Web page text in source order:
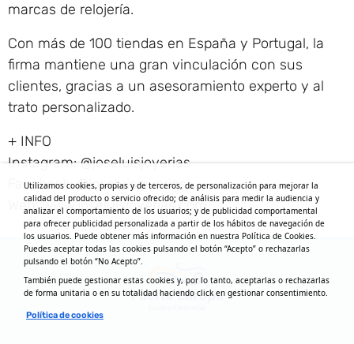
marcas de relojería.
Con más de 100 tiendas en España y Portugal, la
firma mantiene una gran vinculación con sus
clientes, gracias a un asesoramiento experto y al
trato personalizado.
+ INFO
Instagram: @joseluisjoyerias
Facebook: @joseluisjoyerias
Web: www.joseluisjoyerias.com
Utilizamos cookies, propias y de terceros, de personalización para mejorar la
calidad del producto o servicio ofrecido; de análisis para medir la audiencia y
analizar el comportamiento de los usuarios; y de publicidad comportamental
para ofrecer publicidad personalizada a partir de los hábitos de navegación de
los usuarios. Puede obtener más información en nuestra Política de Cookies.
Puedes aceptar todas las cookies pulsando el botón “Acepto” o rechazarlas
pulsando el botón “No Acepto”.
También puede gestionar estas cookies y, por lo tanto, aceptarlas o rechazarlas
de forma unitaria o en su totalidad haciendo click en gestionar consentimiento.
Política de cookies